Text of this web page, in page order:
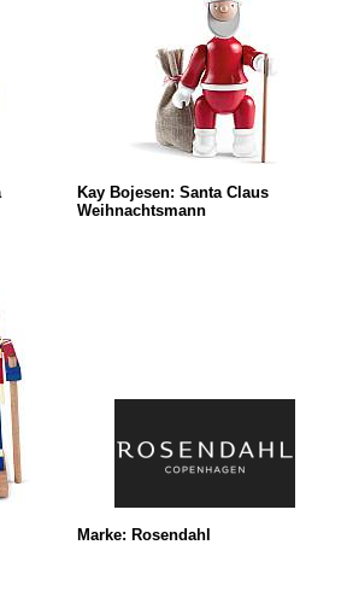
Kay Bojesen: Santa Claus
Weihnachtsmann
Marke: Rosendahl